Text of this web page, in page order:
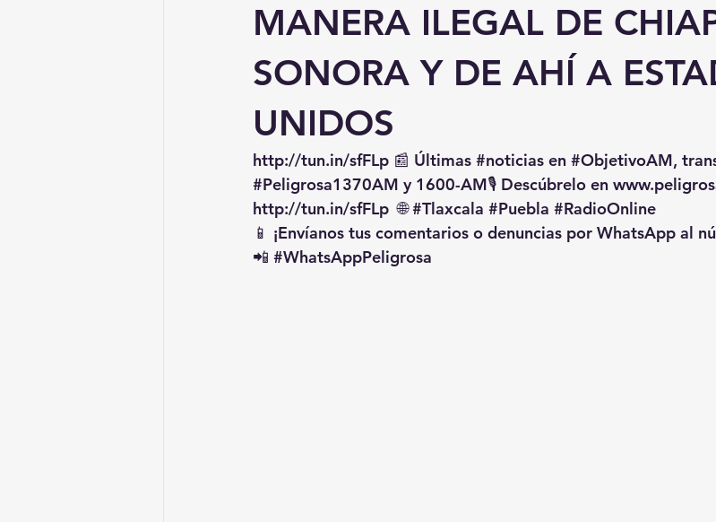
MANERA ILEGAL DE
SONORA Y DE AHÍ A
UNIDOS
http://tun.in/sfFLp 📰 Últimas #noticias en #ObjetivoAM,
#Peligrosa1370AM y 1600-AM🎙️ Descúbrelo en
http://tun.in/sfFLp 🌐 #Tlaxcala #Puebla #RadioOnline
📱 ¡Envíanos tus comentarios o denuncias por WhatsApp al
📲 #WhatsAppPeligrosa